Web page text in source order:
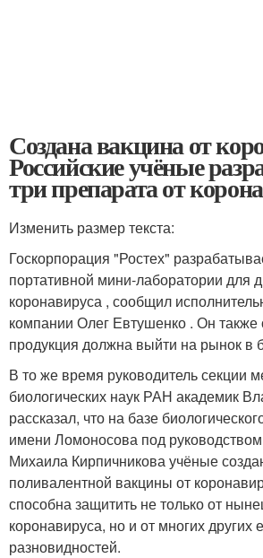
Создана вакцина от
Российские учёные
три препарата от
Изменить размер текста:
Госкорпорация "Ростех"
портативной мини-лаборатории для
коронавируса , сообщил
компании Олег Евтушенко . Он также
продукция должна выйти на рынок в
В то же время руководитель секции
биологических наук РАН академик
рассказал, что на базе
имени Ломоносова под
Михаила Кирпичникова учёные
поливалентной вакцины от
способна защитить не только от
коронавируса, но и от многих других
разновидностей.